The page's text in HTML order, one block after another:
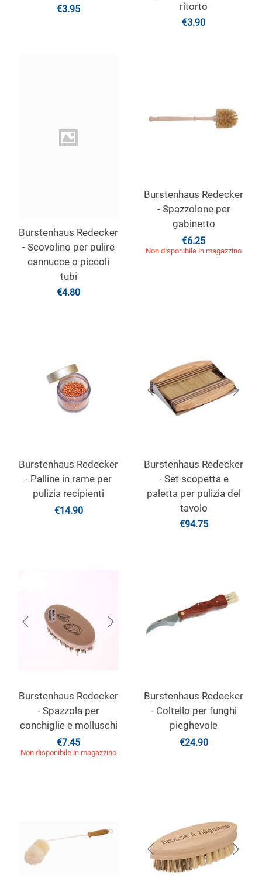
€3.95
ritorto
€3.90
Burstenhaus Redecker
- Scovolino per pulire
cannucce o piccoli
tubi
€4.80
Burstenhaus Redecker
- Spazzolone per
gabinetto
€6.25
Non disponibile in magazzino
Burstenhaus Redecker
- Palline in rame per
pulizia recipienti
€14.90
Burstenhaus Redecker
- Set scopetta e
paletta per pulizia del
tavolo
€94.75
Burstenhaus Redecker
- Spazzola per
conchiglie e molluschi
€7.45
Non disponibile in magazzino
Burstenhaus Redecker
- Coltello per funghi
pieghevole
€24.90